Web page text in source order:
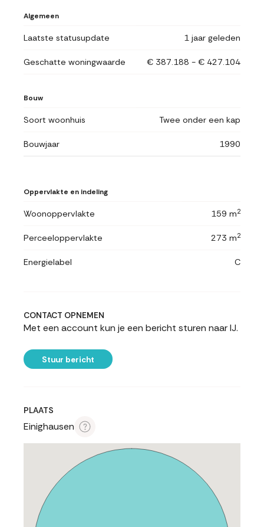
Algemeen
Laatste statusupdate 1 jaar geleden
Geschatte woningwaarde € 387.188 - € 427.104
Bouw
Soort woonhuis Twee onder een kap
Bouwjaar 1990
Oppervlakte en indeling
Woonoppervlakte 159 m2
Perceeloppervlakte 273 m2
Energielabel C
CONTACT OPNEMEN
Met een account kun je een bericht sturen naar IJ.
Stuur bericht
PLAATS
Einighausen